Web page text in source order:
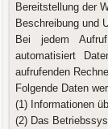
Bereitstellung der
Beschreibung und
Bei jedem
automatisiert
aufrufenden
Folgende Daten
(1) Informationen
(2) Das